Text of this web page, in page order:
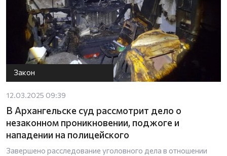
Закон
12.03.2025 09:39
В Архангельске суд рассмотрит дело о
незаконном проникновении, поджоге и
нападении на полицейского
Завершено расследование уголовного дела в отношении